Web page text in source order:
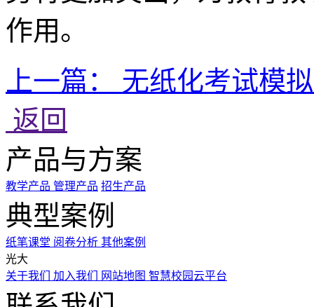
作用。‍
上一篇：
无纸化考试模
返回
产品与方案
教学产品 管理产品 招生产品
典型案例
纸笔课堂 阅卷分析 其他案例
光大
关于我们 加入我们 网站地图 智慧校园云平台